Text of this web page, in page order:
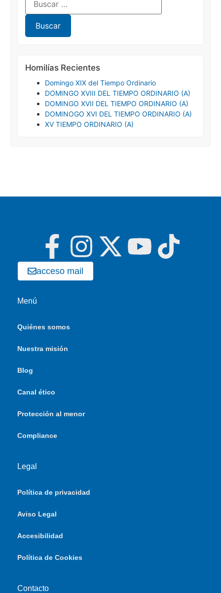
Homilías Recientes
Domingo XIX del Tiempo Ordinario
DOMINGO XVIII DEL TIEMPO ORDINARIO (A)
DOMINGO XVII DEL TIEMPO ORDINARIO (A)
DOMINOGO XVI DEL TIEMPO ORDINARIO (A)
XV TIEMPO ORDINARIO (A)
acceso mail
Menú
Quiénes somos
Nuestra misión
Blog
Canal ético
Protección al menor
Compliance
Legal
Política de privacidad
Aviso Legal
Accesibilidad
Política de Cookies
Contacto